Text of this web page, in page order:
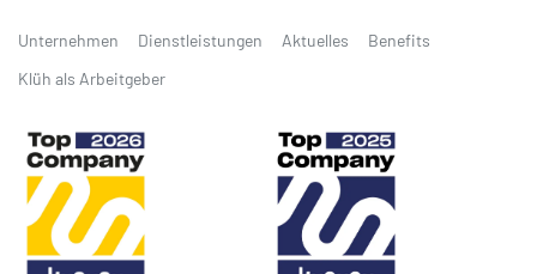
Unternehmen Dienstleistungen Aktuelles
Benefits
Klüh als Arbeitgeber